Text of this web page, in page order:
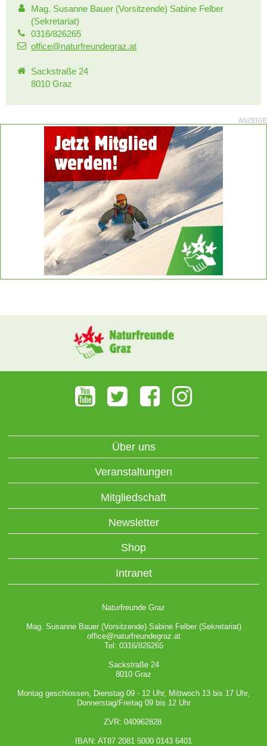
Mag. Susanne Bauer (Vorsitzende) Sabine Felber
(Sekretariat)
0316/826265
office@naturfreundegraz.at
Sackstraße 24
8010 Graz
ANZEIGE
Über uns
Veranstaltungen
Mitgliedschaft
Newsletter
Shop
Intranet
Naturfreunde Graz
Mag. Susanne Bauer (Vorsitzende) Sabine Felber (Sekretariat)
office@naturfreundegraz.at
Tel: 0316/826265
Sackstraße 24
8010 Graz
Montag geschlossen, Dienstag 09 - 12 Uhr, Mittwoch 13 bis 17 Uhr,
Donnerstag/Freitag 09 bis 12 Uhr
ZVR: 040962828
IBAN: AT87 2081 5000 0143 6401